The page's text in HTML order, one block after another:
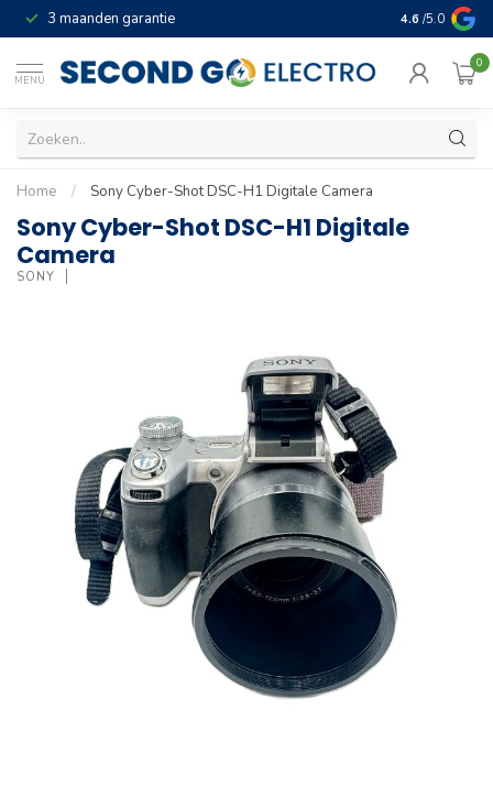
3 maanden garantie Geld terug
4.6 /5.0
MENU
0
Home / Sony Cyber-Shot DSC-H1 Digitale Camera
Sony Cyber-Shot DSC-H1 Digitale
Camera
SONY